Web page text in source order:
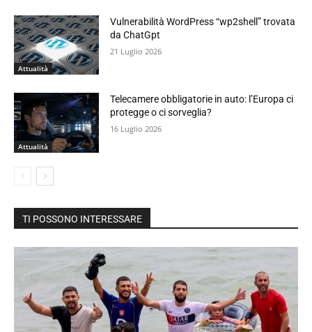
Attualità
Vulnerabilità WordPress “wp2shell” trovata
da ChatGpt
21 Luglio 2026
Attualità
Telecamere obbligatorie in auto: l’Europa ci
protegge o ci sorveglia?
16 Luglio 2026
TI POSSONO INTERESSARE